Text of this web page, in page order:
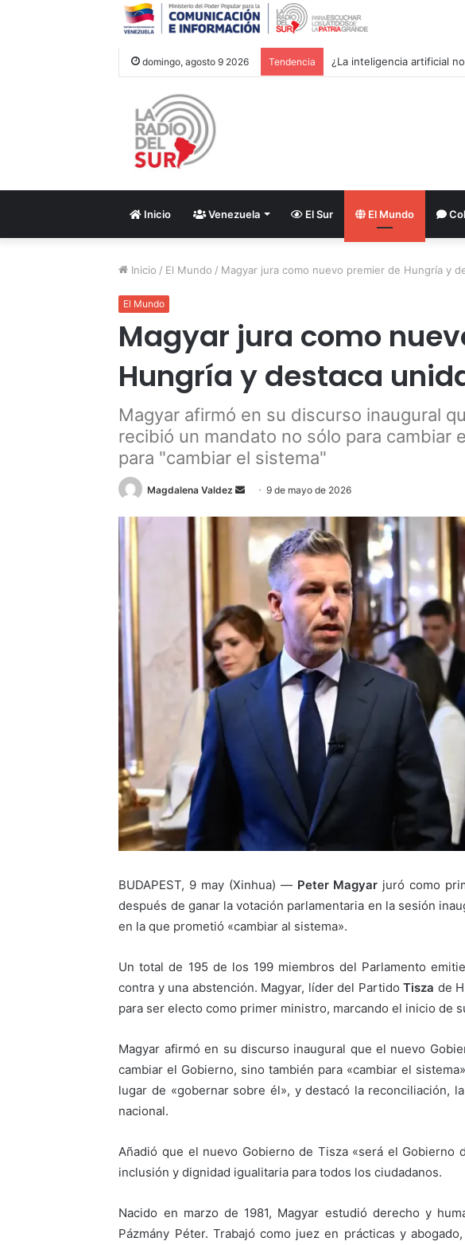
domingo, agosto 9 2026 Tendencia ¿La inteligencia artificial
Inicio Venezuela El Sur El Mundo
Inicio / El Mundo / Magyar jura como nuevo premier de Hungría y
El Mundo
Magyar jura como
Hungría y destaca
Magyar afirmó en su discurso inaugural
recibió un mandato no sólo para cambiar
para "cambiar el sistema"
Magdalena Valdez
Send
email
9 de mayo de 2026
BUDAPEST, 9 may (Xinhua) — Peter Magyar juró como
después de ganar la votación parlamentaria en la sesión
en la que prometió «cambiar al sistema».
Un total de 195 de los 199 miembros del Parlamento
contra y una abstención. Magyar, líder del PartidoTisza de
para ser electo como primer ministro, marcando el inicio de
Magyar afirmó en su discurso inaugural que el nuevo
cambiar el Gobierno, sino también para «cambiar el
lugar de «gobernar sobre él», y destacó la reconciliación,
nacional.
Añadió que el nuevo Gobierno de Tisza «será el Gobierno
inclusión y dignidad igualitaria para todos los ciudadanos.
Nacido en marzo de 1981, Magyar estudió derecho y
Pázmány Péter. Trabajó como juez en prácticas y